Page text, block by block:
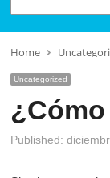
Home
Uncategorized
Published: